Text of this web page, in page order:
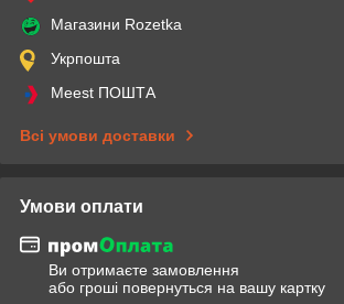
Магазини Rozetka
Укрпошта
Meest ПОШТА
Всі умови доставки
Умови оплати
Ви отримаєте замовлення
або гроші повернуться на вашу картку